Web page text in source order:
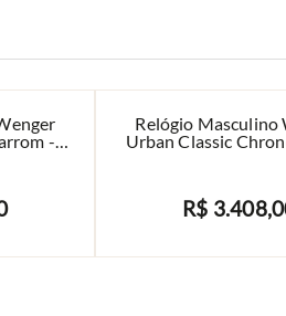
-
Relógio Masculino
Urban Classic
R$ 3.408,
AVISE-ME